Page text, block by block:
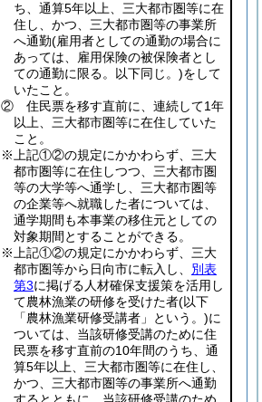
ち、通算5年以上、三大都市圏等に在
住し、かつ、三大都市圏等の事業所
へ通勤(雇用者としての通勤の場合に
あっては、雇用保険の被保険者とし
ての通勤に限る。以下同じ。)をして
いたこと。
② 住民票を移す直前に、連続して1年
以上、三大都市圏等に在住していた
こと。
※上記①②の規定にかかわらず、三大
都市圏等に在住しつつ、三大都市圏
等の大学等へ通学し、三大都市圏等
の企業等へ就職した者については、
通学期間も本事業の移住元としての
対象期間とすることができる。
※上記①②の規定にかかわらず、三大
都市圏等から日向市に転入し、 別表
第3に掲げる人材確保支援策を活用し
て農林漁業の研修を受けた者(以下
「農林漁業研修受講者」という。)に
ついては、当該研修受講のために住
民票を移す直前の10年間のうち、通
算5年以上、三大都市圏等に在住し、
かつ、三大都市圏等の事業所へ通勤